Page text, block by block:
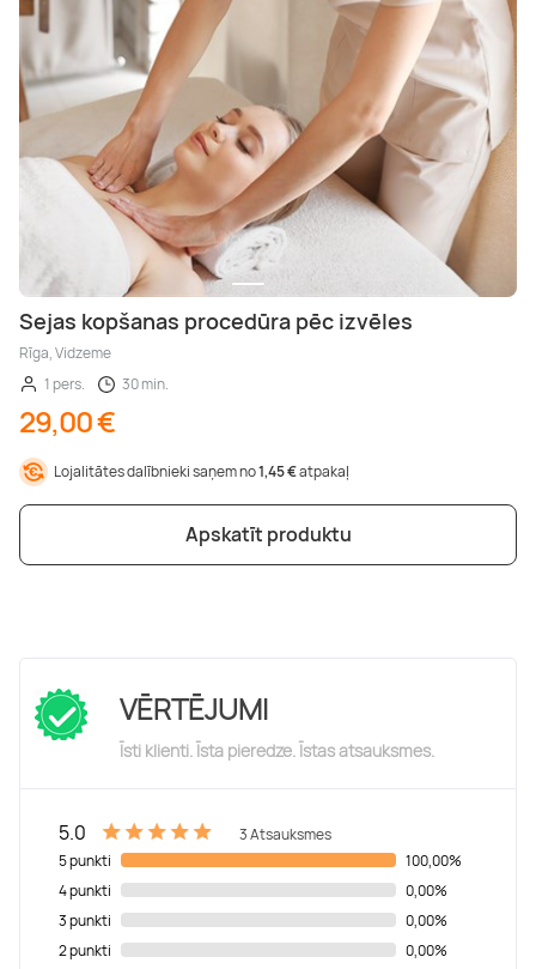
Sejas kopšanas procedūra pēc izvēles
Rīga, Vidzeme
1 pers.
30 min.
29,00 €
Lojalitātes dalībnieki saņem no1,45 €atpakaļ
Apskatīt produktu
VĒRTĒJUMI
Īsti klienti. Īsta pieredze. Īstas atsauksmes.
5.0
3 Atsauksmes
5 punkti
100,00%
4 punkti
0,00%
3 punkti
0,00%
2 punkti
0,00%